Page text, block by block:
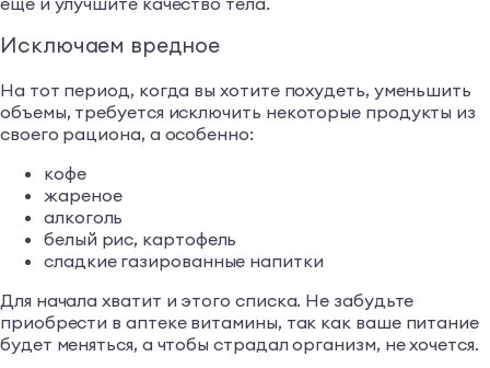
Исключаем вредное
На тот период, когда вы хотите похудеть, уменьшить
объемы, требуется исключить некоторые продукты из
своего рациона, а особенно:
кофе
жареное
алкоголь
белый рис, картофель
сладкие газированные напитки
Для начала хватит и этого списка. Не забудьте
приобрести в аптеке витамины, так как ваше питание
будет меняться, а чтобы страдал организм, не хочется.